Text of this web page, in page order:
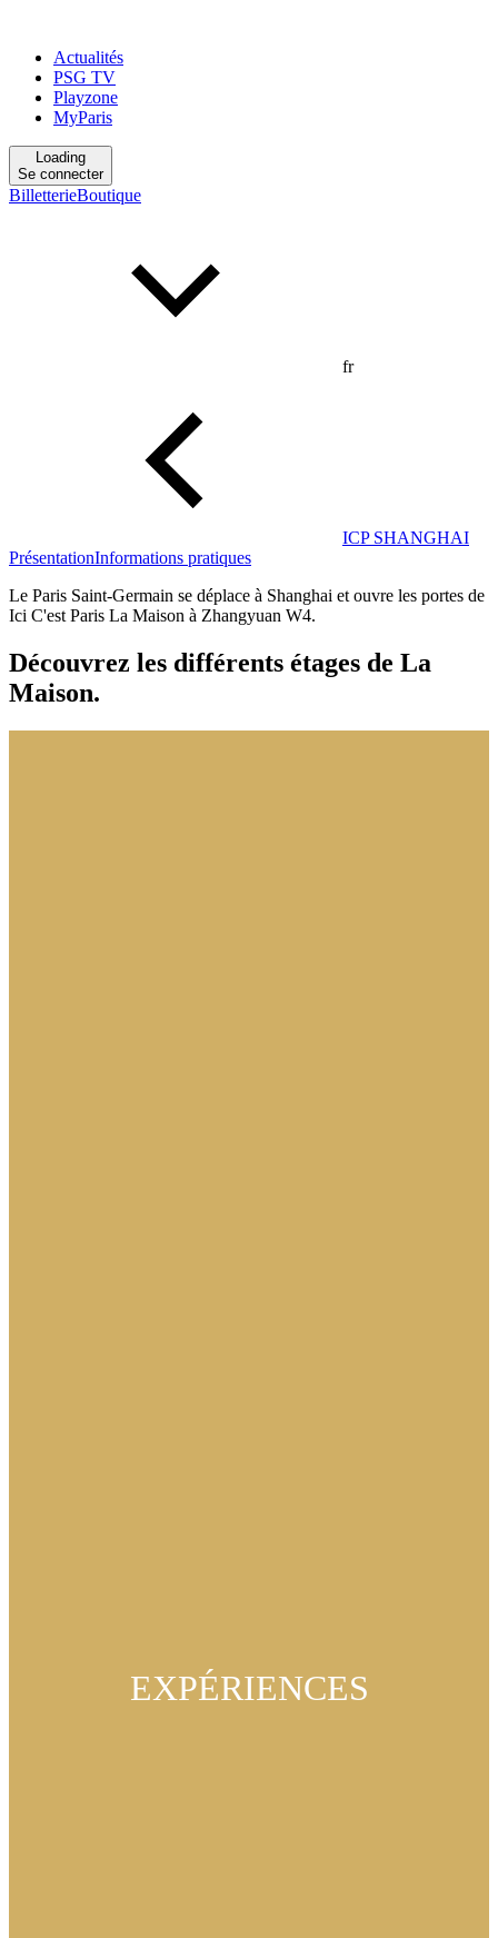
Actualités
PSG TV
Playzone
MyParis
Loading
Se connecter
BilletterieBoutique
fr
ICP SHANGHAI
PrésentationInformations pratiques
Le Paris Saint-Germain se déplace à Shanghai et ouvre les portes de
Ici C'est Paris La Maison à Zhangyuan W4.
Découvrez les différents étages de La
Maison.
EXPÉRIENCES